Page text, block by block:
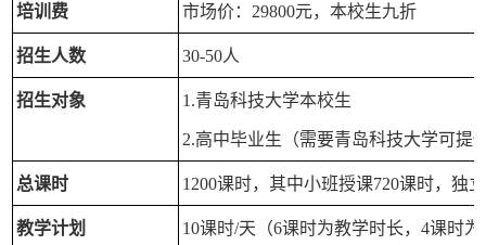
培训费 市场价：29800元，本校生九折
招生人数 30-50人
招生对象 1.青岛科技大学本校生
2.高中毕业生（需要青岛科技大学可提
总课时 1200课时，其中小班授课720课时，独
教学计划 10课时/天（6课时为教学时长，4课时